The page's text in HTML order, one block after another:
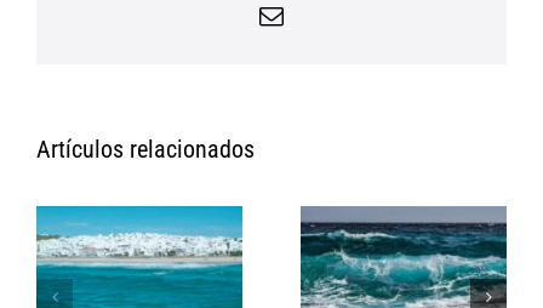
Correo
Artículos relacionados